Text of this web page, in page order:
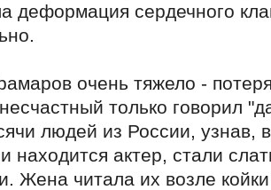
деформация сердечного
очень тяжело -
только говорил
людей из России, узнав,
находится актер, стали
Жена читала их возле